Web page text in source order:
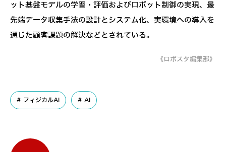
ット基盤モデルの学習・評価およびロボット制御の実現、最
先端データ収集手法の設計とシステム化、実環境への導入を
通じた顧客課題の解決などとされている。
《ロボスタ編集部》
フィジカルAI AI